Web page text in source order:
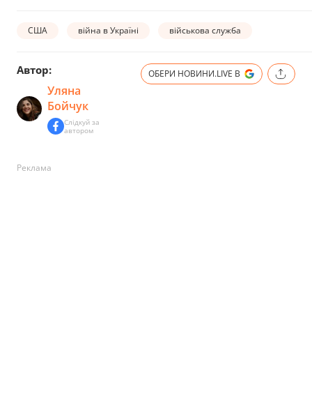
США війна в Україні військова служба
Автор:
Уляна
Бойчук
Слідкуй за
автором
ОБЕРИ НОВИНИ.LIVE В
Реклама